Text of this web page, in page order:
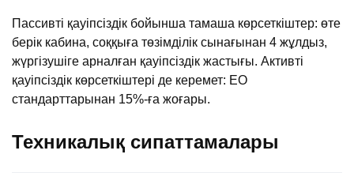
Пассивті қауіпсіздік бойынша тамаша көрсеткіштер: өте
берік кабина, соққыға төзімділік сынағынан 4 жұлдыз,
жүргізушіге арналған қауіпсіздік жастығы. Активті
қауіпсіздік көрсеткіштері де керемет: ЕО
стандарттарынан 15%-ға жоғары.
Техникалық сипаттамалары